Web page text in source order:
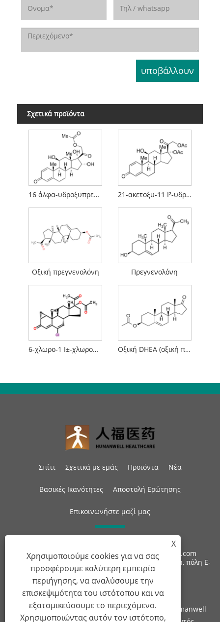
Σχετικά προϊόντα
16 άλφα-υδροξυπρεδνιζολόνη 21-ακετοξυ-11 Ι²-υδροξυπρεγνα-1,4,16-τριενο-3,20-διόνη
Οξική πρεγνενολόνη Πρεγνενολόνη
6-χλωρο-1 Ι±-χλωρομεθυλ-3,20-διοξο-πρέγνα-4,6-διεν-17 Ι±-ακετοξυ Οξική DHEA (οξική πραστερόνη)
Σπίτι Σχετικά με εμάς Προϊόντα Νέα
Βασικές Ικανότητες Αποστολή Ερώτησης
Επικοινωνήστε μαζί μας
ΗΛΕΚΤΡΟΝΙΚΗ ΔΙΕΥΘΥΝΣΗ:sales@steroid-chem.com
Διεύθυνση:Περιοχή Οικονομικής Ανάπτυξης Gedian, πόλη E-
zhou, Hubei, Κίνα.
Πνευματικά δικαιώματα © 2022 Hubei Gedian Humanwell
X
Χρησιμοποιούμε cookies για να σας
προσφέρουμε καλύτερη εμπειρία
περιήγησης, να αναλύσουμε την
επισκεψιμότητα του ιστότοπου και να
εξατομικεύσουμε το περιεχόμενο.
Χρησιμοποιώντας αυτόν τον ιστότοπο,